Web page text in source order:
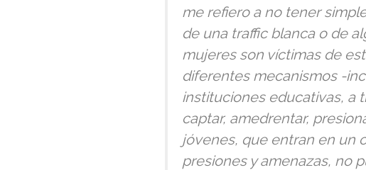
me refiero a no tener
de una traffic blanca o de
mujeres son víctimas de
diferentes mecanismos -
instituciones educativas, a
captar, amedrentar,
jóvenes, que entran en un
presiones y amenazas, no